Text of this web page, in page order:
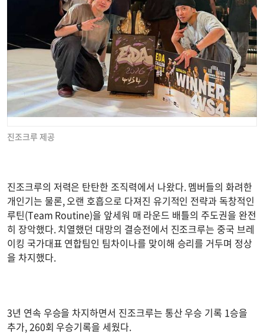
진조크루 제공
진조크루의 저력은 탄탄한 조직력에서 나왔다. 멤버들의 화려한
개인기는 물론, 오랜 호흡으로 다져진 유기적인 전략과 독창적인
루틴(Team Routine)을 앞세워 매 라운드 배틀의 주도권을 완전
히 장악했다. 치열했던 대망의 결승전에서 진조크루는 중국 브레
이킹 국가대표 연합팀인 팀차이나를 맞이해 승리를 거두며 정상
을 차지했다.
3년 연속 우승을 차지하면서 진조크루는 통산 우승 기록 1승을
추가, 260회 우승기록을 세웠다.